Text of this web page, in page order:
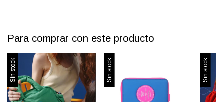
Para comprar con este producto
Sin stock Sin stock Sin stock